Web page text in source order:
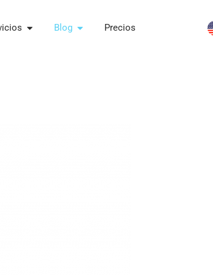
Blog Precios